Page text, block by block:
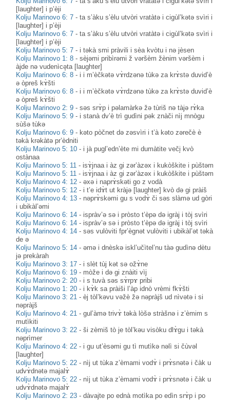
[laughter] i p’èji
Kolju Marinovo 6: 7 -ta s’àku s’èlu utvòri vratàtə i cigùl’kətə svìri i
[laughter] i p’èji
Kolju Marinovo 6: 7 -ta s’àku s’èlu utvòri vratàtə i cigùl’kətə svìri i
[laughter] i p’èji
Kolju Marinovo 5: 7 - i təkà smi pràvili i sèa kvòtu i nə jèsen
Kolju Marinovo 1: 8 -sèjəmi pribìrəmi ž vəršèm žènim vəršèm i
àjde nə vudenìcə̥ta [laughter]
Kolju Marinovo 6: 8 - i i m’èčkətə vɤ̀rdzənə tùkə za krɤ̀stə duvid’è
ə òpreš kɤ̀šti
Kolju Marinovo 6: 8 - i i m’èčkətə vɤ̀rdzənə tùkə za krɤ̀stə duvid’è
ə òpreš kɤ̀šti
Kolju Marinovo 2: 9 -səs srɤ̀p i pəlamàrkə žə tùriš nə tàjə rɤ̀ka
Kolju Marinovo 5: 9 - i stanà dv’è trì gudìni pək znàči nìj mnògu
sùšə tùkə
Kolju Marinovo 6: 9 - kəto pòčnet də zəsvìri i t’à kəto zərečè è
təkà krəkàtə pr’èdniti
Kolju Marinovo 5: 10 - i jà pugl’edn’ète mi dumàtite veči̥ kvò
ostànaa
Kolju Marinovo 5: 11 - isɤ̀jnaa i àz gi zər’àzəx i kukòškite i pùštəm
Kolju Marinovo 5: 11 - isɤ̀jnaa i àz gi zər’àzəx i kukòškite i pùštəm
Kolju Marinovo 4: 12 -əxə i naprɤ̀skəti go z vodà
Kolju Marinovo 5: 12 - i t’e idɤ̀t ut kràjə [laughter] kvò də gi pràiš
Kolju Marinovo 4: 13 - nəprɤ̀skəmi gu s vodɤ̀ či səs slàmə ud gòri
i ubikàl’əmi
Kolju Marinovo 6: 14 - ispràv’ə sə i pròsto t’èpə də igràj i tòj svìri
Kolju Marinovo 6: 14 - ispràv’ə sə i pròsto t’èpə də igràj i tòj svìri
Kolju Marinovo 4: 14 -səs vulòviti fpr’ègnət vulòviti i ubikàl’ət təkà
de ə
Kolju Marinovo 5: 14 -əmə i dnèskə iskl’učìtel’nu tàə gudìnə dètu
jə prekàrah
Kolju Marinovo 3: 17 - i slèt tùj kət sə ožɤ̀ne
Kolju Marinovo 6: 19 - mòže i də gi znàiti vìj
Kolju Marinovo 2: 20 - i s tuvà səs sɤ̀rpɤ pribi
Kolju Marinovo 1: 20 - i kɤ̀k sa pràiši l’àp idnò vrèmi fkɤ̀šti
Kolju Marinovo 3: 21 -èj tòl’kəvu vəžè žə nəpràjš ud nìvətə i si
nəpràjš
Kolju Marinovo 4: 21 -gul’àmə trivɤ̀ təkà lòšə stràšnə i z’èmim s
mutìkiti
Kolju Marinovo 3: 22 -ši zèmiš tò je tòl’kəu visòku dlɤ̀gu i təkà
nəprìmer
Kolju Marinovo 4: 22 - i gu ut’èsəmi gu tì mutìkə nəlì si čùvəl
[laughter]
Kolju Marinovo 5: 22 - nìj ut tùka z’èmami vodɤ̀ i prɤ̀snətə i čàk u
udvɤ̀dnətə majalɤ̀
Kolju Marinovo 5: 22 - nìj ut tùka z’èmami vodɤ̀ i prɤ̀snətə i čàk u
udvɤ̀dnətə majalɤ̀
Kolju Marinovo 2: 23 -dàvajte po ednà motìka po edìn srɤ̀p i po